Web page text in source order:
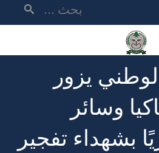
يزور
وسائر
بشهداء تفجير